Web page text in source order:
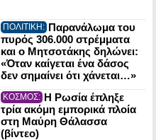
ΠΟΛΙΤΙΚΗ: Παρανάλωμα του
πυρός 306.000 στρέμματα
και ο Μητσοτάκης δηλώνει:
«Όταν καίγεται ένα δάσος
δεν σημαίνει ότι χάνεται…»
ΚΟΣΜΟΣ: Η Ρωσία έπληξε
τρία ακόμη εμπορικά πλοία
στη Μαύρη Θάλασσα
(βίντεο)